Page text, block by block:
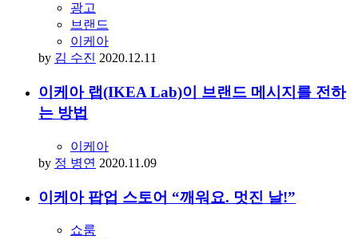
광고
브랜드
이케아
by 김 수진 2020.12.11
이케아 랩(IKEA Lab)이 브랜드 메시지를 전하
는 방법
이케아
by 정 병연 2020.11.09
이케아 팝업 스토어 “깨워요. 멋진 날!”
쇼룸